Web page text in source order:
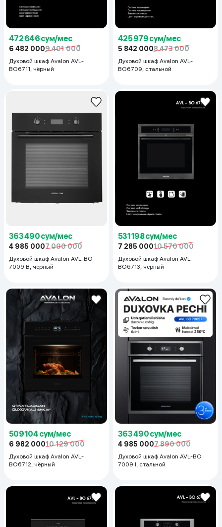
472 646 сум/мес
6 482 0009 401 000
Духовой шкаф Avalon AVL-
BO6711, чёрный
425 979 сум/мес
5 842 0008 473 000
Духовой шкаф Avalon AVL-
BO6709, стальной
363 490 сум/мес
4 985 0007 000 000
Духовой шкаф Avalon AVL-BO
7009 B, чёрный
531 198 сум/мес
7 285 00010 570 000
Духовой шкаф Avalon AVL-
BO6713, чёрный
509 104 сум/мес
6 982 00010 129 000
Духовой шкаф Avalon AVL-
BO6712, чёрный
363 490 сум/мес
4 985 0007 890 000
Духовой шкаф Avalon AVL-BO
7009 I, стальной